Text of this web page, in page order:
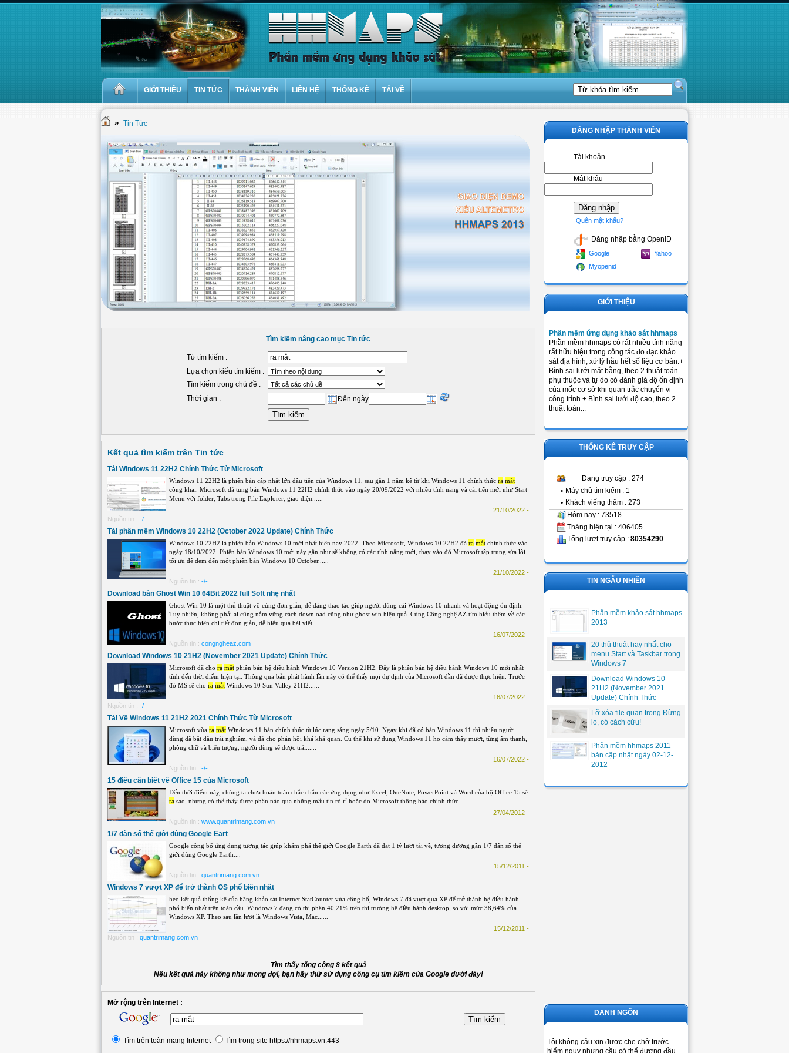
GIỚI THIỆU TIN TỨC THÀNH VIÊN LIÊN HỆ THỐNG KÊ TẢI VỀ
» Tin Tức
Tìm kiếm nâng cao mục Tin tức
Từ tìm kiếm :
Lựa chọn kiểu tìm kiếm :
Tìm kiếm trong chủ đề :
Thời gian :
Đến ngày
Kết quả tìm kiếm trên Tin tức
Tải Windows 11 22H2 Chính Thức Từ Microsoft
Windows 11 22H2 là phiên bản cập nhật lớn đầu tiên của Windows 11, sau gần 1 năm kể từ khi Windows 11 chính thức ra mắt
công khai. Microsoft đã tung bản Windows 11 22H2 chính thức vào ngày 20/09/2022 với nhiều tính năng và cải tiến mới như Start
Menu với folder, Tabs trong File Explorer, giao diện......
21/10/2022 -
Nguồn tin : -/-
Tải phần mềm Windows 10 22H2 (October 2022 Update) Chính Thức
Windows 10 22H2 là phiên bản Windows 10 mới nhất hiện nay 2022. Theo Microsoft, Windows 10 22H2 đã ra mắt chính thức vào
ngày 18/10/2022. Phiên bản Windows 10 mới này gần như sẽ không có các tính năng mới, thay vào đó Microsoft tập trung sửa lỗi
tối ưu để đem đến một phiên bản Windows 10 October......
21/10/2022 -
Nguồn tin : -/-
Download bản Ghost Win 10 64Bit 2022 full Soft nhẹ nhất
Ghost Win 10 là một thủ thuật vô cùng đơn giản, dễ dàng thao tác giúp người dùng cài Windows 10 nhanh và hoạt động ổn định.
Tuy nhiên, không phải ai cũng nắm vững cách download cũng như ghost win hiệu quả. Cùng Công nghệ AZ tìm hiểu thêm về các
bước thực hiện chi tiết đơn giản, dễ hiểu qua bài viết......
16/07/2022 -
Nguồn tin : congngheaz.com
Download Windows 10 21H2 (November 2021 Update) Chính Thức
Microsoft đã cho ra mắt phiên bản hệ điều hành Windows 10 Version 21H2. Đây là phiên bản hệ điều hành Windows 10 mới nhất
tính đến thời điểm hiện tại. Thông qua bản phát hành lần này có thể thấy mọi dự định của Microsoft dần đã được thực hiện. Trước
đó MS sẽ cho ra mắt Windows 10 Sun Valley 21H2......
16/07/2022 -
Nguồn tin : -/-
Tải Về Windows 11 21H2 2021 Chính Thức Từ Microsoft
Microsoft vừa ra mắt Windows 11 bản chính thức từ lúc rạng sáng ngày 5/10. Ngay khi đã có bản Windows 11 thì nhiều người
dùng đã bắt đầu trải nghiệm, và đã cho phản hồi khá khả quan. Cụ thể khi sử dụng Windows 11 họ cảm thấy mượt, từng âm thanh,
phông chữ và biểu tượng, người dùng sẽ được trải......
16/07/2022 -
Nguồn tin : -/-
15 điều cần biết về Office 15 của Microsoft
Đến thời điểm này, chúng ta chưa hoàn toàn chắc chắn các ứng dụng như Excel, OneNote, PowerPoint và Word của bộ Office 15 sẽ
ra sao, nhưng có thể thấy được phần nào qua những mẩu tin rò rỉ hoặc do Microsoft thông báo chính thức....
27/04/2012 -
Nguồn tin : www.quantrimang.com.vn
1/7 dân số thế giới dùng Google Eart
Google công bố ứng dụng tương tác giúp khám phá thế giới Google Earth đã đạt 1 tỷ lượt tải về, tương đương gần 1/7 dân số thế
giới dùng Google Earth....
15/12/2011 -
Nguồn tin : quantrimang.com.vn
Windows 7 vượt XP để trở thành OS phổ biến nhất
heo kết quả thống kê của hãng khảo sát Internet StatCounter vừa công bố, Windows 7 đã vượt qua XP để trở thành hệ điều hành
phổ biến nhất trên toàn cầu. Windows 7 đang có thị phần 40,21% trên thị trường hệ điều hành desktop, so với mức 38,64% của
Windows XP. Theo sau lần lượt là Windows Vista, Mac......
15/12/2011 -
Nguồn tin : quantrimang.com.vn
Tìm thấy tổng cộng 8 kết quả
Nếu kết quả này không như mong đợi, bạn hãy thử sử dụng công cụ tìm kiếm của Google dưới đây!
Mở rộng trên Internet :
Tìm trên toàn mạng Internet Tìm trong site https://hhmaps.vn:443
ĐĂNG NHẬP THÀNH VIÊN
Tài khoản
Mật khẩu
Quên mật khẩu?
Đăng nhập bằng OpenID
Google
Yahoo
Myopenid
GIỚI THIỆU
Phần mềm ứng dụng khảo sát hhmaps
Phần mềm hhmaps có rất nhiều tính năng
rất hữu hiệu trong công tác đo đạc khảo
sát địa hình, xử lý hầu hết số liệu cơ bản:+
Bình sai lưới mặt bằng, theo 2 thuật toán
phụ thuộc và tự do có đánh giá độ ổn định
của mốc cơ sở khi quan trắc chuyển vị
công trình.+ Bình sai lưới độ cao, theo 2
thuật toán...
THỐNG KÊ TRUY CẬP
Đang truy cập : 274
• Máy chủ tìm kiếm : 1
• Khách viếng thăm : 273
Hôm nay : 73518
Tháng hiện tại : 406405
Tổng lượt truy cập : 80354290
TIN NGẪU NHIÊN
Phần mềm khảo sát hhmaps
2013
20 thủ thuật hay nhất cho
menu Start và Taskbar trong
Windows 7
Download Windows 10
21H2 (November 2021
Update) Chính Thức
Lỡ xóa file quan trọng Đừng
lo, có cách cứu!
Phần mềm hhmaps 2011
bản cập nhật ngảy 02-12-
2012
DANH NGÔN
Tôi không cầu xin được che chở trước